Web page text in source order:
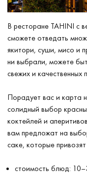
В ресторане TAHINI с
сможете отведать
якитори, суши, мисо и
ни выбрали, можете
свежих и качественных
Порадует вас и карта
солидный выбор
коктейлей и
вам предложат на
саке, которые
стоимость блюд: